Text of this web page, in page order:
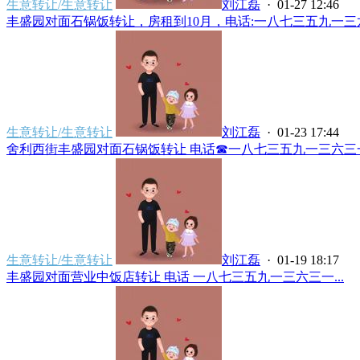
生意转让/生意转让 刘江磊 · 01-27 12:46
丰盛园对面石锅饭转让，房租到10月，电话:一八七三五九一三
生意转让/生意转让 刘江磊 · 01-23 17:44
舍利西街丰盛园对面石锅饭转让 电话☎一八七三五九一三六三
生意转让/生意转让 刘江磊 · 01-19 18:17
丰盛园对面营业中饭店转让 电话 一八七三五九一三六三一...